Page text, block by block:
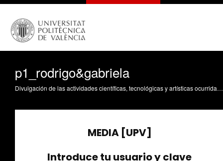
p1_rodrigo&gabriela
Divulgación de las actividades científicas, tecnológicas y artísticas ocurridas en los tres campus de la UPV